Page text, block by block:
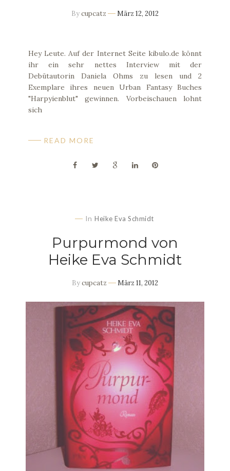
Bycupcatz März 12, 2012
Hey Leute. Auf der Internet Seite kibulo.de könnt
ihr ein sehr nettes Interview mit der
Debütautorin Daniela Ohms zu lesen und 2
Exemplare ihres neuen Urban Fantasy Buches
"Harpyienblut" gewinnen. Vorbeischauen lohnt
sich
READ MORE
In Heike Eva Schmidt
Purpurmond von
Heike Eva Schmidt
Bycupcatz März 11, 2012